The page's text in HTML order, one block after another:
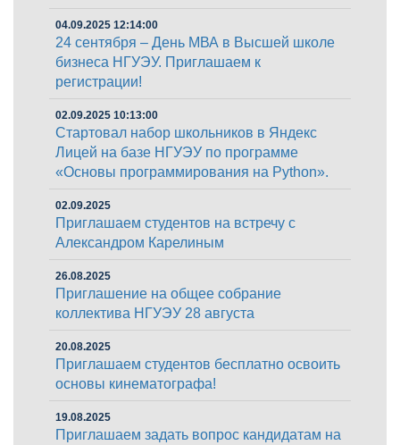
04.09.2025 12:14:00
24 сентября – День МВА в Высшей школе
бизнеса НГУЭУ. Приглашаем к
регистрации!
02.09.2025 10:13:00
Стартовал набор школьников в Яндекс
Лицей на базе НГУЭУ по программе
«Основы программирования на Python».
02.09.2025
Приглашаем студентов на встречу с
Александром Карелиным
26.08.2025
Приглашение на общее собрание
коллектива НГУЭУ 28 августа
20.08.2025
Приглашаем студентов бесплатно освоить
основы кинематографа!
19.08.2025
Приглашаем задать вопрос кандидатам на